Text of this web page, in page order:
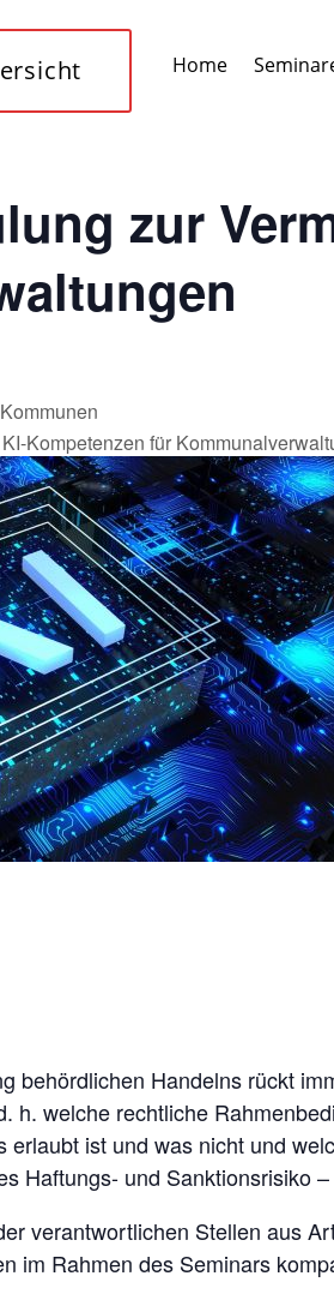
Home
zur
Kompetenzen für
behördlichen Handelns rückt
h. welche rechtliche
ist und was nicht und
Haftungs- und Sanktionsrisiko
verantwortlichen Stellen aus
im Rahmen des Seminars